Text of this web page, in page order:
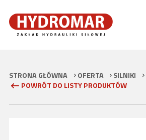
STRONA GŁÓWNA OFERTA SILNIKI
POWRÓT DO LISTY PRODUKTÓW